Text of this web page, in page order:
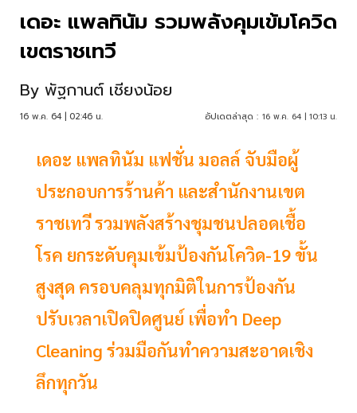
เดอะ แพลทินัม รวมพลังคุมเข้มโควิด
เขตราชเทวี
By พัฐกานต์ เชียงน้อย
16 พ.ค. 64 | 02:46 น. อัปเดตล่าสุด : 16 พ.ค. 64 | 10:13 น.
เดอะ แพลทินัม แฟชั่น มอลล์ จับมือผู้
ประกอบการร้านค้า และสำนักงานเขต
ราชเทวี รวมพลังสร้างชุมชนปลอดเชื้อ
โรค ยกระดับคุมเข้มป้องกันโควิด-19 ขั้น
สูงสุด ครอบคลุมทุกมิติในการป้องกัน
ปรับเวลาเปิดปิดศูนย์ เพื่อทำ Deep
Cleaning ร่วมมือกันทำความสะอาดเชิง
ลึกทุกวัน